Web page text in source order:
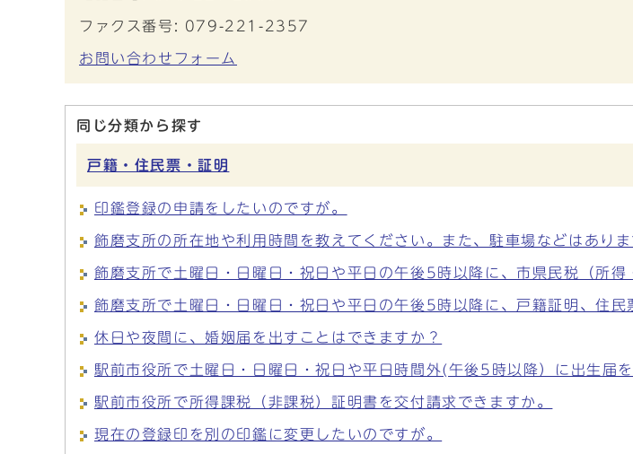
ファクス番号: 079-221-2357
お問い合わせフォーム
同じ分類から探す
戸籍・住民票・証明
印鑑登録の申請をしたいのですが。
飾磨支所の所在地や利用時間を教えてください。また、駐車場などはありま
飾磨支所で土曜日・日曜日・祝日や平日の午後5時以降に、市県民税（所得
飾磨支所で土曜日・日曜日・祝日や平日の午後5時以降に、戸籍証明、住民
休日や夜間に、婚姻届を出すことはできますか？
駅前市役所で土曜日・日曜日・祝日や平日時間外(午後5時以降）に出生届
駅前市役所で所得課税（非課税）証明書を交付請求できますか。
現在の登録印を別の印鑑に変更したいのですが。